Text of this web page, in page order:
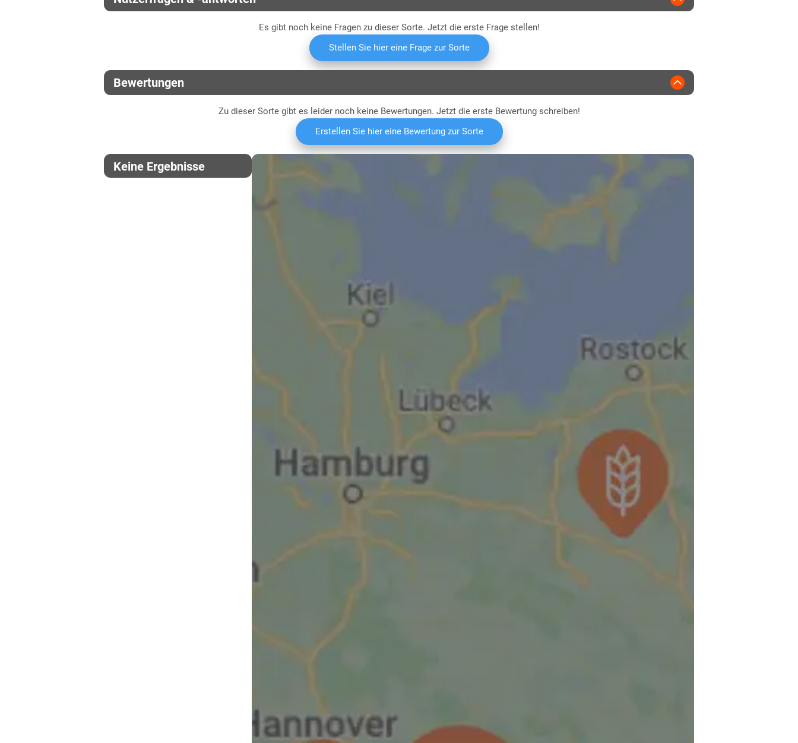
Es gibt noch keine Fragen zu dieser Sorte. Jetzt die erste Frage stellen!
Stellen Sie hier eine Frage zur Sorte
Bewertungen
Zu dieser Sorte gibt es leider noch keine Bewertungen. Jetzt die erste Bewertung schreiben!
Erstellen Sie hier eine Bewertung zur Sorte
Keine Ergebnisse